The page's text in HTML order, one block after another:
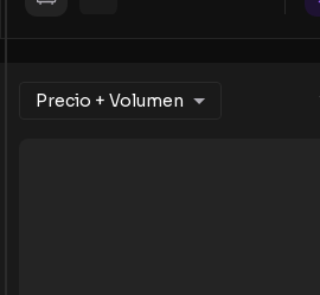
Precio + Volumen